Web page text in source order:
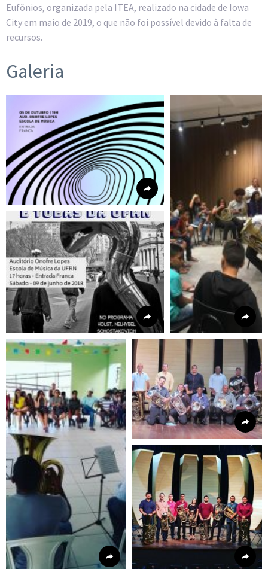
Eufônios, organizada pela ITEA, realizado na cidade de Iowa
City em maio de 2019, o que não foi possível devido à falta de
recursos.
Galeria